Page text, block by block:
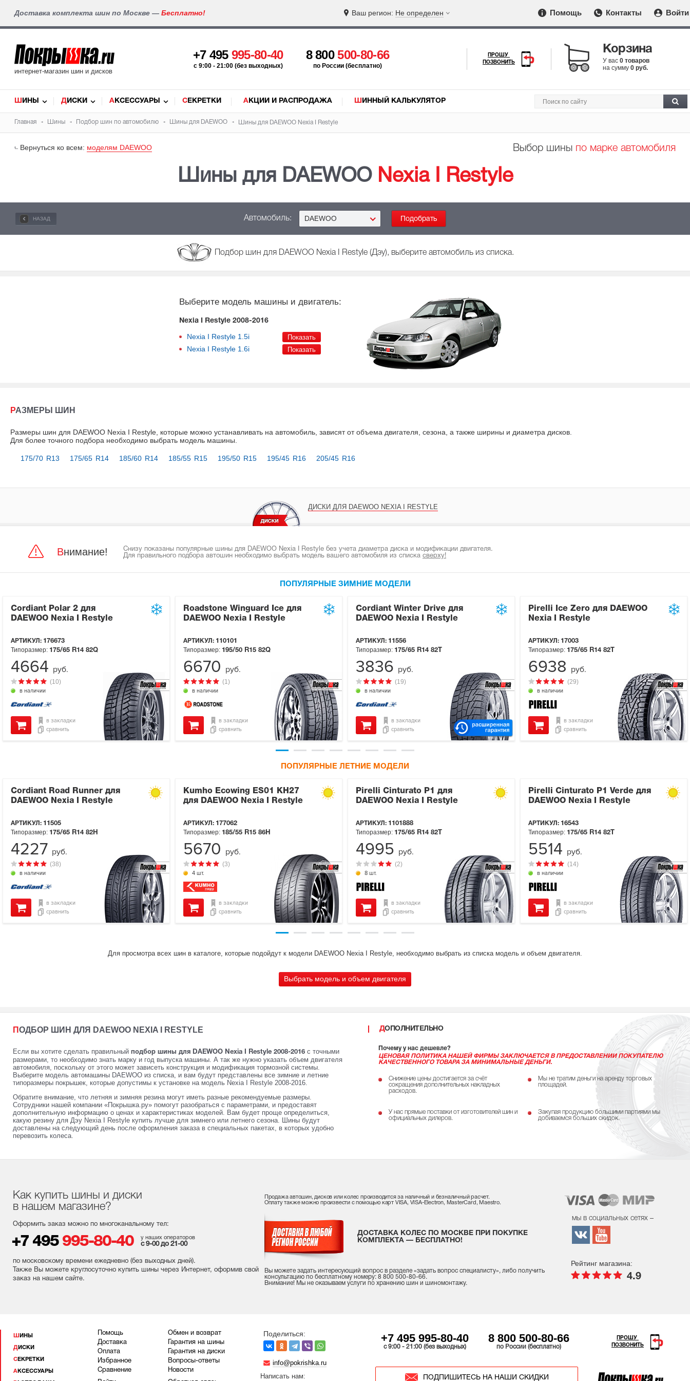
Доставка комплекта шин по Москве — Бесплатно! Ваш регион: Не определен Помощь Контакты Войти
интернет-магазин шин и дисков
+7 495 995-80-40
c 9:00 - 21:00 (без выходных)
8 800500-80-66
по России (бесплатно)
ПРОШУ
ПОЗВОНИТЬ
Корзина
У вас 0 товаров
на сумму 0 руб.
ШИНЫ ДИСКИ АКСЕССУАРЫ СЕКРЕТКИ АКЦИИ И РАСПРОДАЖА ШИННЫЙ КАЛЬКУЛЯТОР
Главная Шины Подбор шин по автомобилю Шины для DAEWOO Шины для DAEWOO Nexia I Restyle
Вернуться ко всем: моделям DAEWOO Выбор шины по марке автомобиля
Шины для DAEWOO Nexia I Restyle
НАЗАД Автомобиль: DAEWOO
Подбор шин для DAEWOO Nexia I Restyle (Дэу), выберите автомобиль из списка.
Выберите модель машины и двигатель:
Nexia I Restyle 2008-2016
Nexia I Restyle 1.5i
Nexia I Restyle 1.6i
РАЗМЕРЫ ШИН
Размеры шин для DAEWOO Nexia I Restyle, которые можно устанавливать на автомобиль , зависят от объема двигателя, сезона, а также ширины и диаметра дисков.
Для более точного подбора необходимо выбрать модель машины
175/70 R13 175/65 R14 185/60 R14 185/55 R15 195/50 R15 195/45 R16 205/45 R16
ДИСКИ ДЛЯ DAEWOO NEXIA I RESTYLE
Внимание!
Снизу показаны популярные шины для DAEWOO Nexia I Restyle без учета диаметра диска и модификации двигателя.
Для правильного подбора автошин необходимо выбрать модель вашего автомобиля из списка сверху!
ПОПУЛЯРНЫЕ ЗИМНИЕ МОДЕЛИ
Cordiant Polar 2 для
DAEWOO Nexia I Restyle
АРТИКУЛ: 176673
в наличии
(10)
Типоразмер: 175/65 R14 82Q
в закладки
сравнить
4664 руб.
Roadstone Winguard Ice для
DAEWOO Nexia I Restyle
АРТИКУЛ: 110101
в наличии
(1)
Типоразмер: 195/50 R15 82Q
в закладки
сравнить
6670 руб.
Cordiant Winter Drive для
DAEWOO Nexia I Restyle
АРТИКУЛ: 11556
в наличии
(19)
Типоразмер: 175/65 R14 82T
в закладки
сравнить
3836 руб.
Pirelli Ice Zero для DAEWOO
Nexia I Restyle
АРТИКУЛ: 17003
в наличии
(29)
Типоразмер: 175/65 R14 82T
в закладки
сравнить
6938 руб.
ПОПУЛЯРНЫЕ ЛЕТНИЕ МОДЕЛИ
Cordiant Road Runner для
DAEWOO Nexia I Restyle
АРТИКУЛ: 11505
в наличии
(38)
Типоразмер: 175/65 R14 82H
в закладки
сравнить
4227 руб.
Kumho Ecowing ES01 KH27
для DAEWOO Nexia I Restyle
АРТИКУЛ: 177062
4 шт.
(3)
Типоразмер: 185/55 R15 86H
в закладки
сравнить
5670 руб.
Pirelli Cinturato P1 для
DAEWOO Nexia I Restyle
АРТИКУЛ: 1101888
8 шт.
(2)
Типоразмер: 175/65 R14 82T
в закладки
сравнить
4995 руб.
Pirelli Cinturato P1 Verde для
DAEWOO Nexia I Restyle
АРТИКУЛ: 16543
в наличии
(14)
Типоразмер: 175/65 R14 82T
в закладки
сравнить
5514 руб.
Для просмотра всех шин в каталоге, которые подойдут к модели DAEWOO Nexia I Restyle, необходимо выбрать из списка модель и объем двигателя.
Выбрать модель и объем двигателя
ПОДБОР ШИН ДЛЯ DAEWOO NEXIA I RESTYLE
Если вы хотите сделать правильный подбор шины для DAEWOO Nexia I Restyle 2008-2016 с точными
размерами, то необходимо знать марку и год выпуска машины. А так же нужно указать объем двигателя
автомобиля, поскольку от этого может зависеть конструкция и модификация тормозной системы.
Выберите модель автомашины DAEWOO из списка, и вам будут представлены все зимние и летние
типоразмеры покрышек, которые допустимы к установке на модель Nexia I Restyle 2008-2016.
Обратите внимание, что летняя и зимняя резина могут иметь разные рекомендуемые размеры.
Сотрудники нашей компании «Покрышка.ру» помогут разобраться с параметрами, и предоставят
дополнительную информацию о ценах и характеристиках моделей. Вам будет проще определиться,
какую резину для Дэу Nexia I Restyle купить лучше для зимнего или летнего сезона. Шины будут
доставлены на следующий день после оформления заказа в специальных пакетах, в которых удобно
перевозить колеса.
ДОПОЛНИТЕЛЬНО
Почему у нас дешевле?
ЦЕНОВАЯ ПОЛИТИКА НАШЕЙ ФИРМЫ ЗАКЛЮЧАЕТСЯ В ПРЕДОСТАВЛЕНИИ ПОКУПАТЕЛЮ
КАЧЕСТВЕННОГО ТОВАРА ЗА МИНИМАЛЬНЫЕ ДЕНЬГИ.
Снижение цены достигается за счёт
сокращения дополнительных накладных
расходов.
Мы не тратим деньги на аренду торговых
площадей.
У нас прямые поставки от изготовителей шин и
официальных дилеров.
Закупая продукцию большими партиями мы
добиваемся больших скидок.
Как купить шины и диски
в нашем магазине?
Оформить заказ можно по многоканальному тел:
+7 495 995-80-40 у наших операторов
с 9-00 до 21-00
по московскому времени ежедневно (без выходных дней).
Также Вы можете круглосуточно купить шины через Интернет, оформив свой
заказ на нашем сайте.
Продажа автошин, дисков или колес производится за наличный и безналичный расчет.
Оплату также можно произвести с помощью карт VISA, VISA-Electron, MasterCard, Maestro.
ДОСТАВКА КОЛЕС ПО МОСКВЕ ПРИ ПОКУПКЕ
КОМПЛЕКТА — БЕСПЛАТНО!
Вы можете задать интересующий вопрос в разделе «задать вопрос специалисту», либо получить
консультацию по бесплатному номеру: 8 800 500-80-66.
Внимание! Мы не оказываем услуги по хранению шин и шиномонтажу.
мы в социальных сетях –
Рейтинг магазина:
4.9
ШИНЫ
ДИСКИ
СЕКРЕТКИ
АКСЕССУАРЫ
Помощь
Доставка
Оплата
Избранное
Сравнение
Обмен и возврат
Гарантия на шины
Гарантия на диски
Вопросы-ответы
Новости
Поделиться:
info@pokrishka.ru
Написать нам:
+7 495 995-80-40
c 9:00 - 21:00 (без выходных)
8 800 500-80-66
по России (бесплатно)
ПОДПИШИТЕСЬ НА НАШИ СКИДКИ
ПРОШУ
ПОЗВОНИТЬ